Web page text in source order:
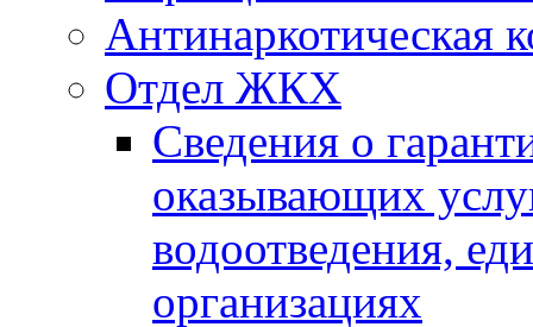
Антинаркотическая
Отдел ЖКХ
Сведения о
оказывающих
водоотведения,
организациях